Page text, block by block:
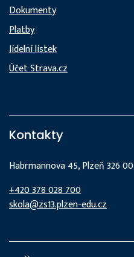
Dokumenty
Platby
Jídelní lístek
Účet Strava.cz
Kontakty
Habrmannova 45, Plzeň 326 00
+420 378 028 700
skola@zs13.plzen-edu.cz